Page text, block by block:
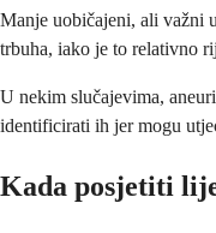
Manje uobičajeni, ali važni
trbuha, iako je to relativno
U nekim slučajevima,
identificirati ih jer mogu
Kada posjetiti